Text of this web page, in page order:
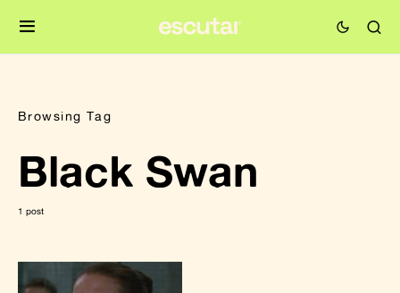
Browsing Tag
Black Swan
1 post